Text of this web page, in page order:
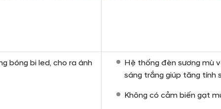
bóng bi led, cho ra ánh
Hệ thống đèn sương mù
sáng trắng giúp tăng tính
Không có cảm biến gạt